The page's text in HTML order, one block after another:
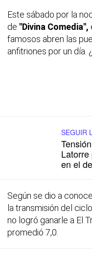
Este sábado por la
de "Divina Comedia",
famosos abren las
anfitriones por un día.
SEGUIR
en el
Según se dio a
la transmisión del
no logró ganarle a El
promedió 7,0.